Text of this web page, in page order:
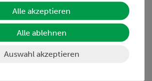
Alle akzeptieren
Alle ablehnen
Auswahl akzeptieren